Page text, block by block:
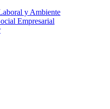
y Ambiente
Empresarial